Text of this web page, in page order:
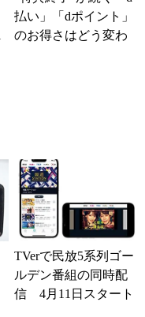
払い」「dポイント」
のお得さはどう変わ
TVerで民放5系列ゴー
ルデン番組の同時配
信 4月11日スタート